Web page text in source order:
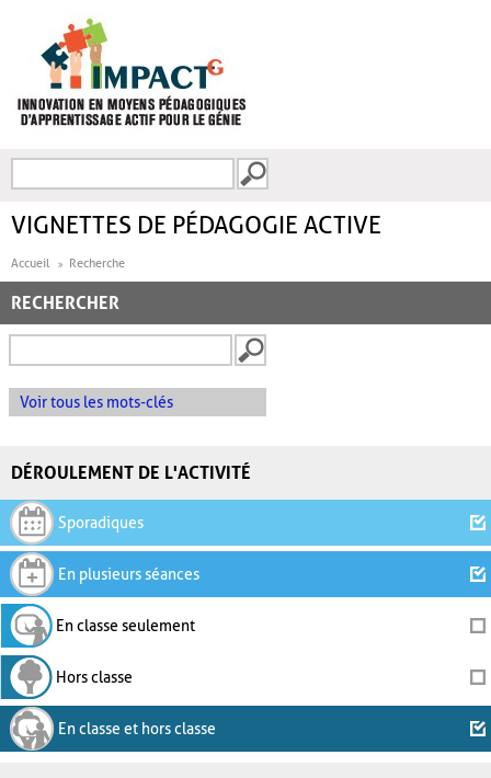
FORMULAIRE DE
VIGNETTES DE PÉDAGOGIE ACTIVE
Accueil Recherche
RECHERCHER
Voir tous les mots-clés
DÉROULEMENT DE L'ACTIVITÉ
Sporadiques
En plusieurs séances
En classe seulement
Hors classe
En classe et hors classe